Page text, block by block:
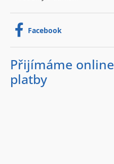
Facebook
Přijímáme online
platby